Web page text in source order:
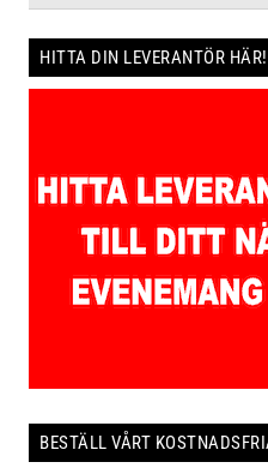
HITTA DIN LEVERANTÖR HÄR!
BESTÄLL VÅRT